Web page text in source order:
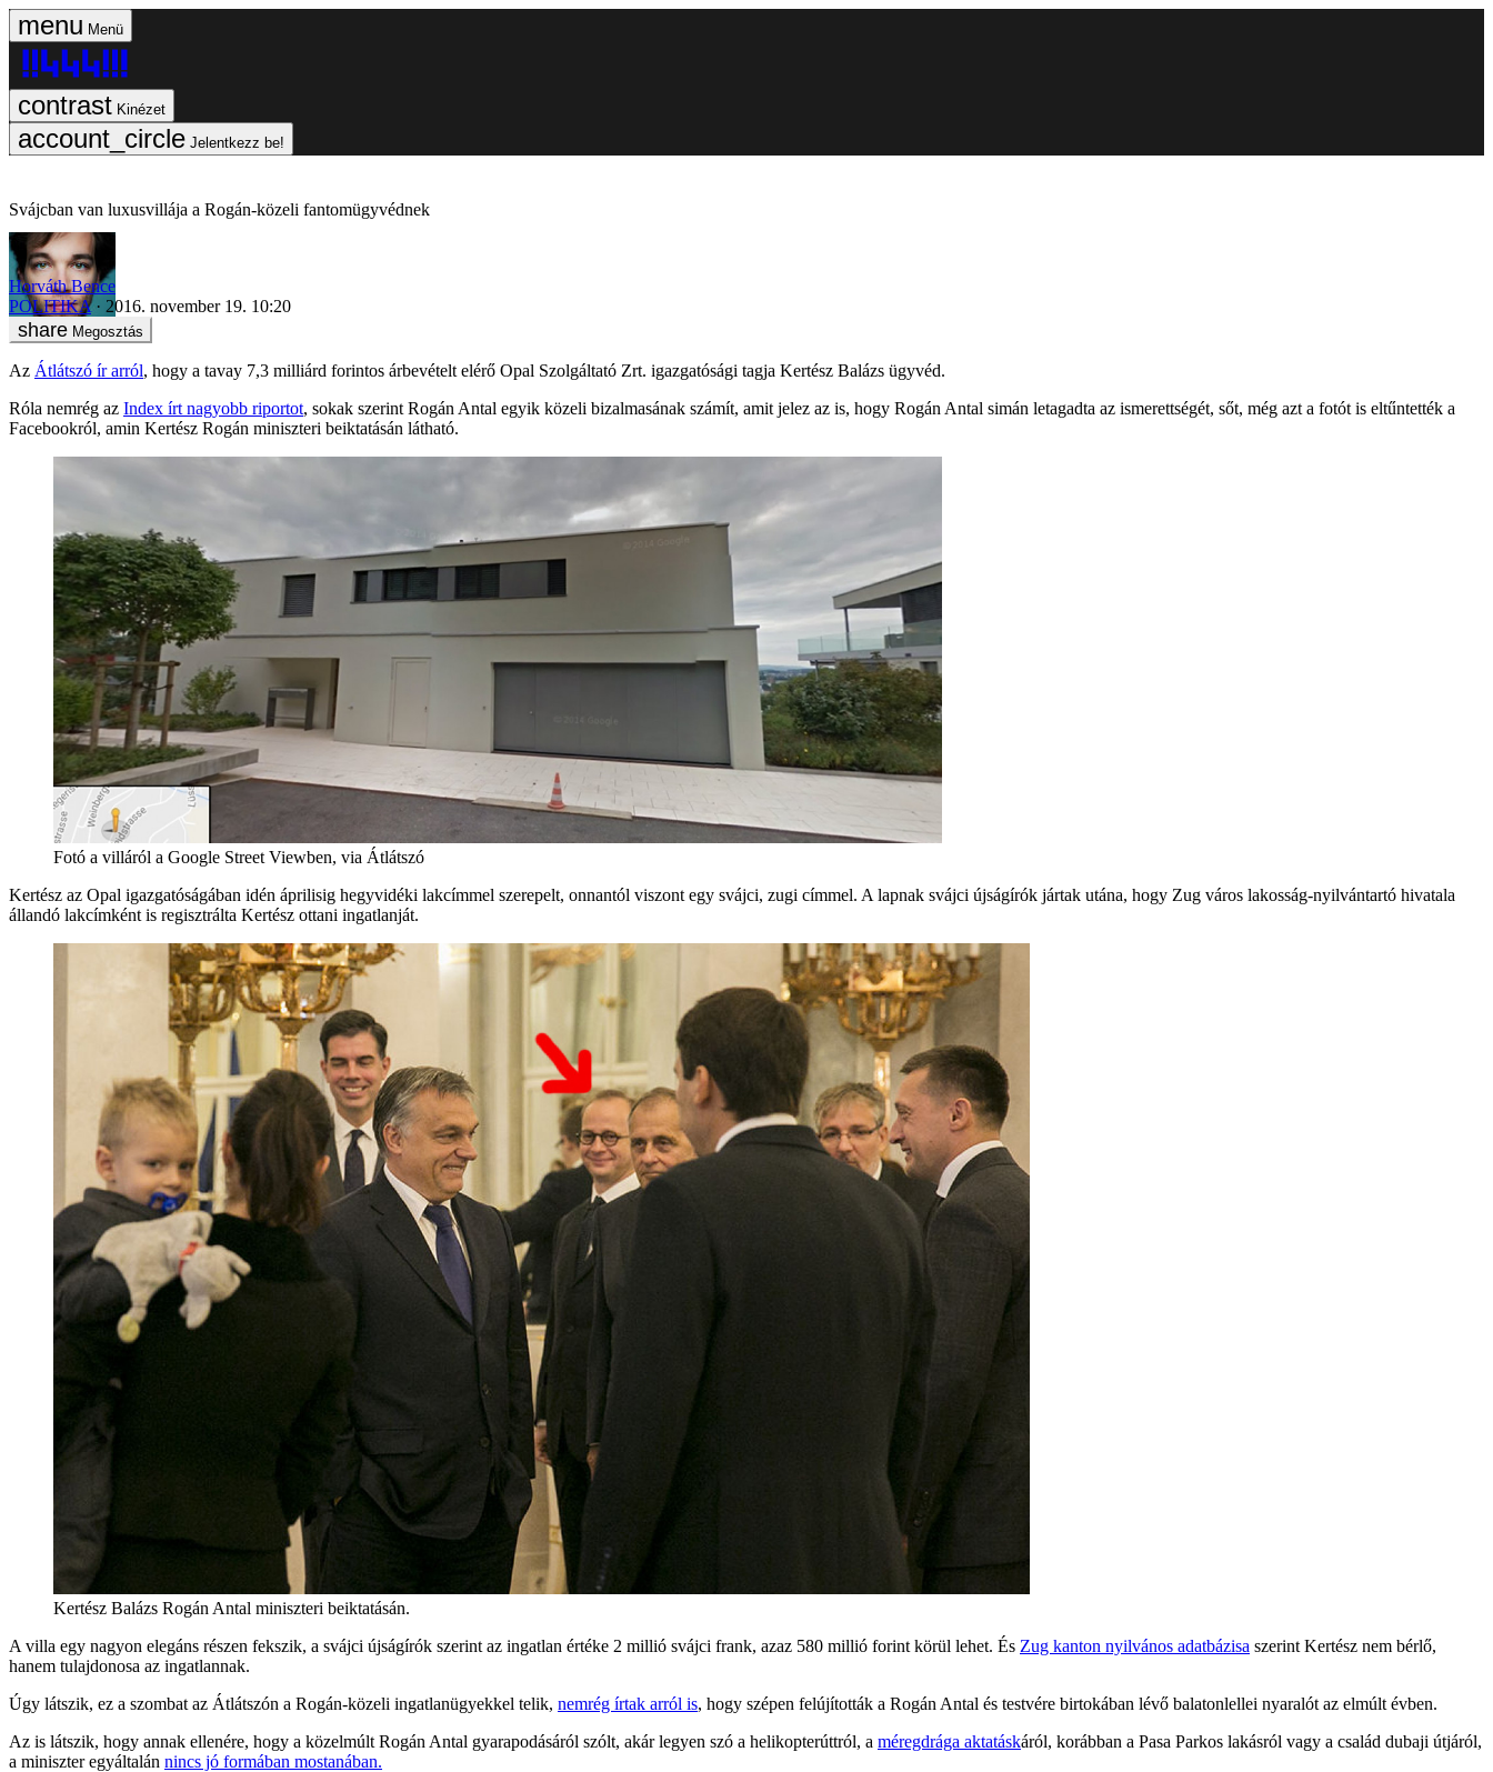
Menü
Kinézet
Jelentkezz be!
Svájcban van luxusvillája a Rogán-közeli fantomügyvédnek
Horváth Bence
POLITIKA
2016. november 19. 10:20
Megosztás
Az Átlátszó ír arról, hogy a tavay 7,3 milliárd forintos árbevételt elérő Opal Szolgáltató Zrt. igazgatósági tagja Kertész Balázs ügyvéd.
Róla nemrég az Index írt nagyobb riportot, sokak szerint Rogán Antal egyik közeli bizalmasának számít, amit jelez az is, hogy Rogán Antal simán letagadta az ismerettségét, sőt, még azt a fotót is eltűntették a
Facebookról, amin Kertész Rogán miniszteri beiktatásán látható.
Fotó a villáról a Google Street Viewben, via Átlátszó
Kertész az Opal igazgatóságában idén áprilisig hegyvidéki lakcímmel szerepelt, onnantól viszont egy svájci, zugi címmel. A lapnak svájci újságírók jártak utána, hogy Zug város lakosság-nyilvántartó hivatala
állandó lakcímként is regisztrálta Kertész ottani ingatlanját.
Kertész Balázs Rogán Antal miniszteri beiktatásán.
A villa egy nagyon elegáns részen fekszik, a svájci újságírók szerint az ingatlan értéke 2 millió svájci frank, azaz 580 millió forint körül lehet. És Zug kanton nyilvános adatbázisa szerint Kertész nem bérlő,
hanem tulajdonosa az ingatlannak.
Úgy látszik, ez a szombat az Átlátszón a Rogán-közeli ingatlanügyekkel telik, nemrég írtak arról is, hogy szépen felújították a Rogán Antal és testvére birtokában lévő balatonlellei nyaralót az elmúlt évben.
Az is látszik, hogy annak ellenére, hogy a közelmúlt Rogán Antal gyarapodásáról szólt, akár legyen szó a helikopterúttról, a méregdrága aktatáskáról, korábban a Pasa Parkos lakásról vagy a család dubaji útjáról,
a miniszter egyáltalán nincs jó formában mostanában.